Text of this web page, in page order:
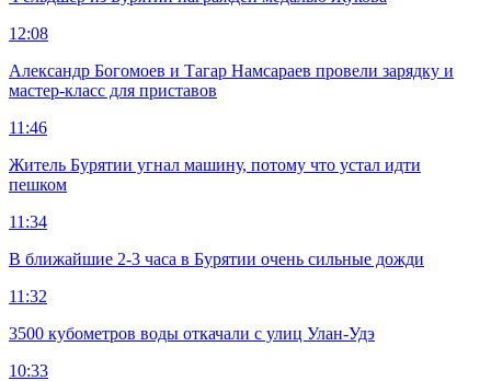
12:08
Александр Богомоев и Тагар Намсараев провели зарядку и
мастер-класс для приставов
11:46
Житель Бурятии угнал машину, потому что устал идти
пешком
11:34
В ближайшие 2-3 часа в Бурятии очень сильные дожди
11:32
3500 кубометров воды откачали с улиц Улан-Удэ
10:33